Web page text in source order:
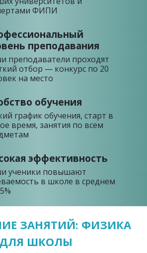
ФИПИ
преподавания
преподаватели проходят
отбор — конкурс по 20
на место
обучения
график обучения, старт в
время, занятия по всем
эффективность
ученики повышают
в школе в среднем
ЗАНЯТИЙ: ФИЗИКА
ДЛЯ ШКОЛЫ